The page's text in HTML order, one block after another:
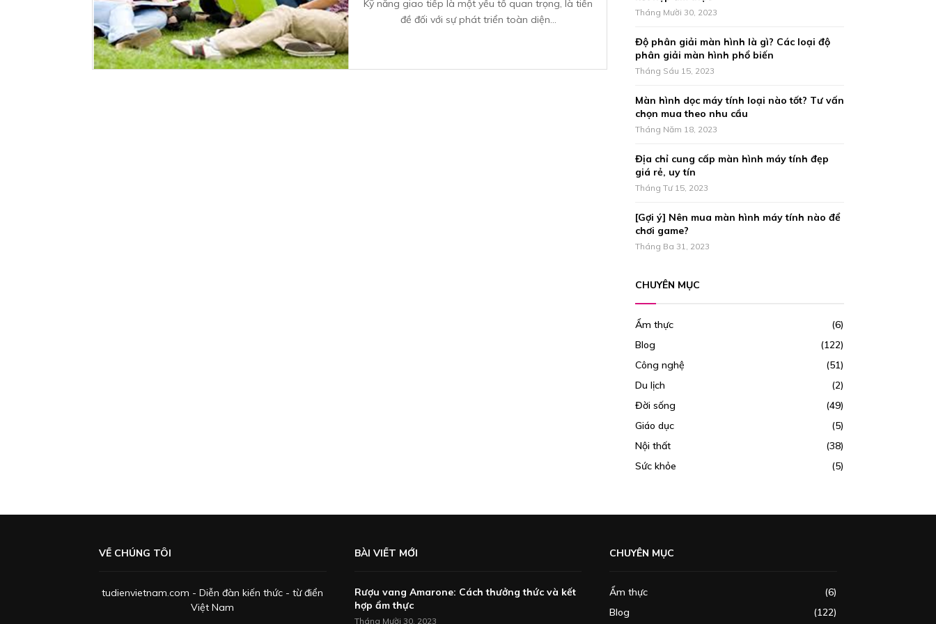
Kỹ năng giao tiếp là một yếu tố quan trọng, là tiền
đề đối với sự phát triển toàn diện...
C
Tháng Mười 30, 2023
Độ phân giải màn hình là gì? Các loại độ
phân giải màn hình phổ biến
Tháng Sáu 15, 2023
Màn hình dọc máy tính loại nào tốt? Tư vấn
chọn mua theo nhu cầu
Tháng Năm 18, 2023
Địa chỉ cung cấp màn hình máy tính đẹp
giá rẻ, uy tín
Tháng Tư 15, 2023
[Gợi ý] Nên mua màn hình máy tính nào để
chơi game?
Tháng Ba 31, 2023
CHUYÊN MỤC
Ẩm thực
(6)
Blog
(122)
Công nghệ
(51)
Du lịch
(2)
Đời sống
(49)
Giáo dục
(5)
Nội thất
(38)
Sức khỏe
(5)
VỀ CHÚNG TÔI
tudienvietnam.com - Diễn đàn kiến thức - từ điển
Việt Nam
BÀI VIẾT MỚI
Rượu vang Amarone: Cách thưởng thức và kết
hợp ẩm thực
Tháng Mười 30, 2023
CHUYÊN MỤC
Ẩm thực
(6)
Blog
(122)